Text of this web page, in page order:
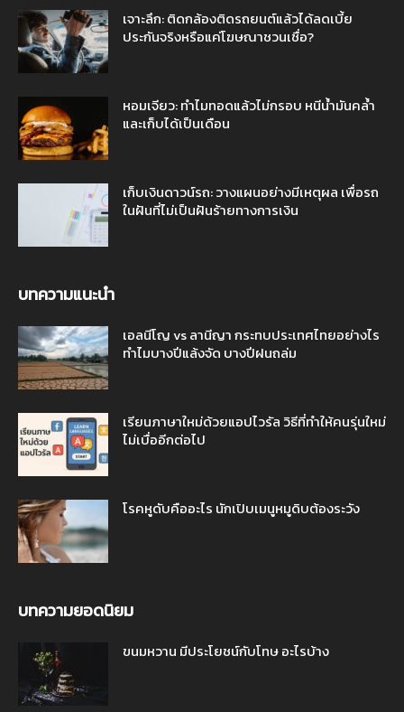
เจาะลึก: ติดกล้องติดรถยนต์แล้วได้ลดเบี้ย
ประกันจริงหรือแค่โฆษณาชวนเชื่อ?
หอมเจียว: ทำไมทอดแล้วไม่กรอบ หนีน้ำมันคล้ำ
และเก็บได้เป็นเดือน
เก็บเงินดาวน์รถ: วางแผนอย่างมีเหตุผล เพื่อรถ
ในฝันที่ไม่เป็นฝันร้ายทางการเงิน
บทความแนะนำ
เอลนีโญ vs ลานีญา กระทบประเทศไทยอย่างไร
ทำไมบางปีแล้งจัด บางปีฝนถล่ม
เรียนภาษาใหม่ด้วยแอปไวรัล วิธีที่ทำให้คนรุ่นใหม่
ไม่เบื่ออีกต่อไป
โรคหูดับคืออะไร นักเปิบเมนูหมูดิบต้องระวัง
บทความยอดนิยม
ขนมหวาน มีประโยชน์กับโทษ อะไรบ้าง